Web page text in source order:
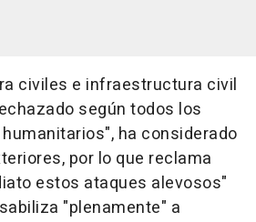
civiles e infraestructura civil
según todos los
ha considerado
por lo que reclama
estos ataques alevosos"
"plenamente" a